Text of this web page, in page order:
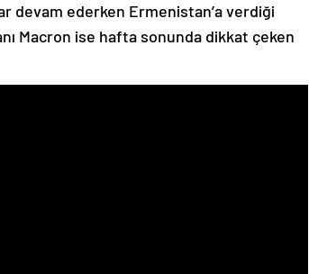
devam ederken Ermenistan’a verdiği
Macron ise hafta sonunda dikkat çeken